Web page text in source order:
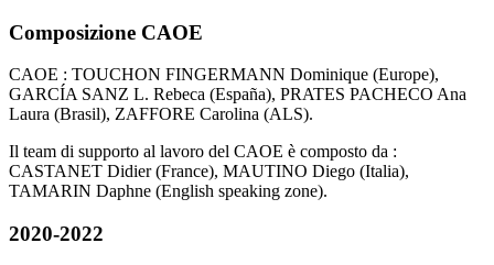
Composizione CAOE
CAOE : TOUCHON FINGERMANN Dominique (Europe),
GARCÍA SANZ L. Rebeca (España), PRATES PACHECO Ana
Laura (Brasil), ZAFFORE Carolina (ALS).
Il team di supporto al lavoro del CAOE è composto da :
CASTANET Didier (France), MAUTINO Diego (Italia),
TAMARIN Daphne (English speaking zone).
2020-2022